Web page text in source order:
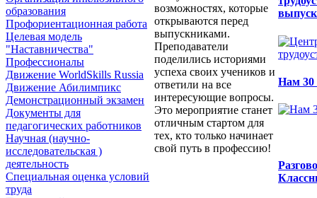
образования
Профориентационная работа
Целевая модель
"Наставничества"
Профессионалы
Движение WorldSkills Russia
Движение Абилимпикс
Демонстрационный экзамен
Документы для
педагогических работников
Научная (научно-
исследовательская )
деятельность
Специальная оценка условий
труда
возможностях, которые
открываются перед
выпускниками.
Преподаватели
поделились историями
успеха своих учеников и
ответили на все
интересующие вопросы.
Это мероприятие станет
отличным стартом для
тех, кто только начинает
свой путь в профессию!
Нам 30